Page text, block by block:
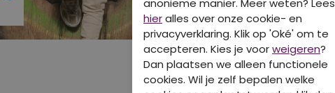
anonieme manier. Meer weten? Lees
hieralles over onze cookie- en
privacyverklaring. Klik op 'Oké' om te
accepteren. Kies je voorweigeren?
Dan plaatsen we alleen functionele
cookies. Wil je zelf bepalen welke